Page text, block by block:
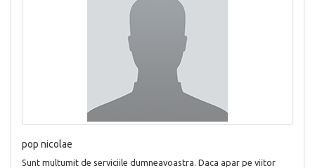
pop nicolae
Sunt multumit de serviciile dumneavoastra. Daca apar pe viitor